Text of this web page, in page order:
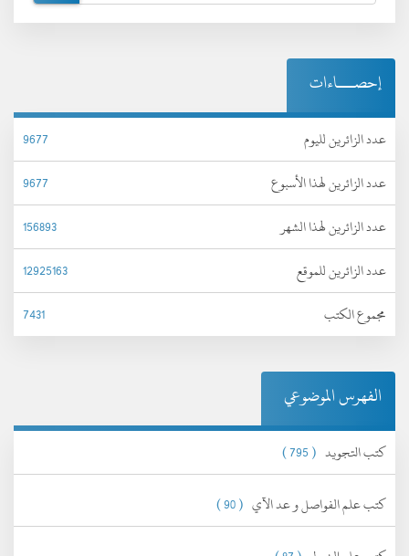
إحصـــاءات
عدد الزائرين لليوم
9677
عدد الزائرين لهذا الأسبوع
9677
عدد الزائرين لهذا الشهر
156893
عدد الزائرين للموقع
12925163
مجموع الكتب
7431
الفهرس الموضوعي
كتب التجويد ( 795 )
كتب علم الفواصل و عد الآي ( 90 )